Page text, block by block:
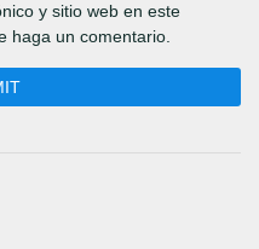
y sitio web en este
haga un comentario.